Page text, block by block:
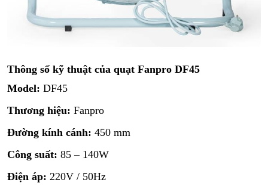
Thông số kỹ thuật của quạt Fanpro DF45
Model: DF45
Thương hiệu: Fanpro
Đường kính cánh: 450 mm
Công suất: 85 – 140W
Điện áp: 220V / 50Hz